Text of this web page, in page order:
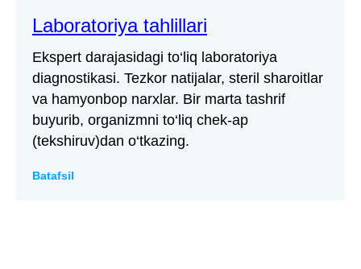
Laboratoriya tahlillari
Ekspert darajasidagi to‘liq laboratoriya
diagnostikasi. Tezkor natijalar, steril sharoitlar
va hamyonbop narxlar. Bir marta tashrif
buyurib, organizmni to‘liq chek-ap
(tekshiruv)dan o‘tkazing.
Batafsil